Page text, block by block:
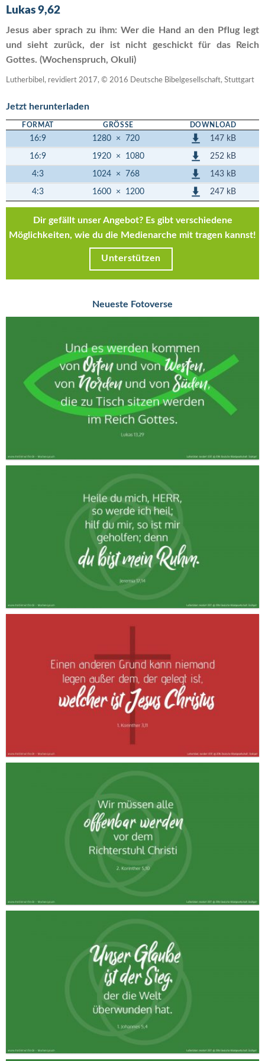
Lukas 9,62
Jesus aber sprach zu ihm: Wer die Hand an den Pflug legt
und sieht zurück, der ist nicht geschickt für das Reich
Gottes. (Wochenspruch, Okuli)
Lutherbibel, revidiert 2017, © 2016 Deutsche Bibelgesellschaft, Stuttgart
Jetzt herunterladen
FORMAT GRÖSSE DOWNLOAD
16:9 1280 × 720 147 kB
16:9 1920 × 1080 252 kB
4:3 1024 × 768 143 kB
4:3 1600 × 1200 247 kB
Dir gefällt unser Angebot? Es gibt verschiedene
Möglichkeiten, wie du die Medienarche mit tragen kannst!
Unterstützen
Neueste Fotoverse